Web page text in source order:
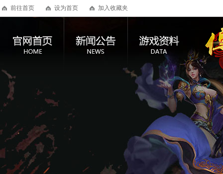
前往首页 设为首页 加入收藏夹